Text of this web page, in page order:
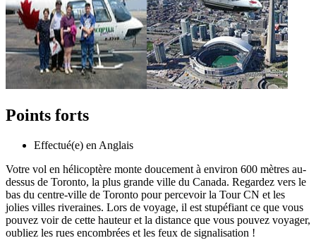
Points forts
Effectué(e) en Anglais
Votre vol en hélicoptère monte doucement à environ 600 mètres au-
dessus de Toronto, la plus grande ville du Canada. Regardez vers le
bas du centre-ville de Toronto pour percevoir la Tour CN et les
jolies villes riveraines. Lors de voyage, il est stupéfiant ce que vous
pouvez voir de cette hauteur et la distance que vous pouvez voyager,
oubliez les rues encombrées et les feux de signalisation !